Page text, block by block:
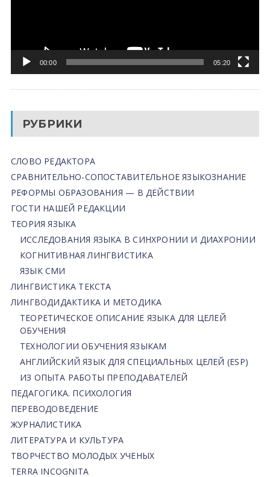
00:00 05:20
РУБРИКИ
СЛОВО РЕДАКТОРА
СРАВНИТЕЛЬНО-СОПОСТАВИТЕЛЬНОЕ ЯЗЫКОЗНАНИЕ
РЕФОРМЫ ОБРАЗОВАНИЯ — В ДЕЙСТВИИ
ГОСТИ НАШЕЙ РЕДАКЦИИ
ТЕОРИЯ ЯЗЫКА
ИССЛЕДОВАНИЯ ЯЗЫКА В СИНХРОНИИ И ДИАХРОНИИ
КОГНИТИВНАЯ ЛИНГВИСТИКА
ЯЗЫК СМИ
ЛИНГВИСТИКА ТЕКСТА
ЛИНГВОДИДАКТИКА И МЕТОДИКА
ТЕОРЕТИЧЕСКОЕ ОПИСАНИЕ ЯЗЫКА ДЛЯ ЦЕЛЕЙ
ОБУЧЕНИЯ
ТЕХНОЛОГИИ ОБУЧЕНИЯ ЯЗЫКАМ
АНГЛИЙСКИЙ ЯЗЫК ДЛЯ СПЕЦИАЛЬНЫХ ЦЕЛЕЙ (ESP)
ИЗ ОПЫТА РАБОТЫ ПРЕПОДАВАТЕЛЕЙ
ПЕДАГОГИКА. ПСИХОЛОГИЯ
ПЕРЕВОДОВЕДЕНИЕ
ЖУРНАЛИСТИКА
ЛИТЕРАТУРА И КУЛЬТУРА
ТВОРЧЕСТВО МОЛОДЫХ УЧЕНЫХ
TERRA INCOGNITA